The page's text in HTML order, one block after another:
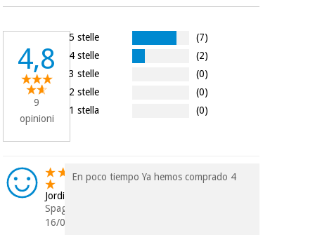
4,8
9
opinioni
5 stelle
(7)
4 stelle
(2)
3 stelle
(0)
2 stelle
(0)
1 stella
(0)
Jordi
Spagna
16/04/2026
En poco tiempo Ya hemos comprado 4